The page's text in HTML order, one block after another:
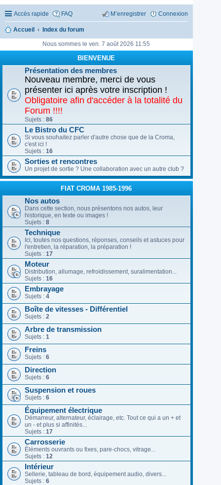
Accès rapide FAQ Connexion
M’enregistrer
Accueil Index du forum
Nous sommes le ven. 7 août 2026 11:55
BIENVENUE
Présentation des membres
Nouveau membre, merci de vous
présenter ici après votre inscription !
Obligatoire afin d'accéder à la totalité du
Forum !!!!
Sujets : 86
Le Bistro du CFC
Si vous souhaitez parler d'autre chose que de la Croma,
c'est ici !
Sujets : 16
Sorties et rencontres
Un projet de sortie ? Une collaboration avec un autre club ?
FIAT CROMA 1985-1996
Nos autos
Dans cette section, nous présentons nos autos, leur
historique, en texte ou images !
Sujets : 8
Technique
Ici, toutes nos questions, réponses, conseils et astuces pour
l'entretien, la réparation, la préparation !
Sujets : 17
Moteur
Distribution, allumage, refroidissement, suralimentation...
Sujets : 16
Embrayage
Sujets : 4
Boîte de vitesses - Différentiel
Sujets : 2
Arbre de transmission
Sujets : 1
Freins
Sujets : 6
Direction
Sujets : 6
Suspension et roues
Sujets : 6
Équipement électrique
Démarreur, alternateur, éclairage, etc. Tout ce qui a un + et
un - et plus si affinités...
Sujets : 17
Carrosserie
Éléments ouvrants ou fixes, pare-chocs, vitrage...
Sujets : 12
Intérieur
Sellerie, tableau de bord, équipement audio, divers...
Sujets : 6